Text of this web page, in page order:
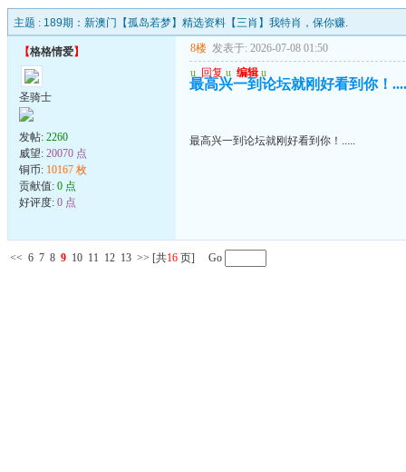
主题 : 189期：新澳门【孤岛若梦】精选资料【三肖】我特肖，保你赚.
【格格情爱】
圣骑士
发帖: 2260
威望: 20070 点
铜币: 10167 枚
贡献值: 0 点
好评度: 0 点
8楼 发表于: 2026-07-08 01:50
u 回复 u 编辑 u
最高兴一到论坛就刚好看到你！
最高兴一到论坛就刚好看到你！.....
<< 6 7 8 9 10 11 12 13 >> [共16 页] Go